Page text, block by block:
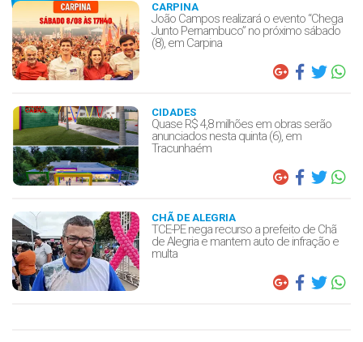
CARPINA
João Campos realizará o evento “Chega
Junto Pernambuco” no próximo sábado
(8), em Carpina
CIDADES
Quase R$ 4,8 milhões em obras serão
anunciados nesta quinta (6), em
Tracunhaém
CHÃ DE ALEGRIA
TCE-PE nega recurso a prefeito de Chã
de Alegria e mantem auto de infração e
multa